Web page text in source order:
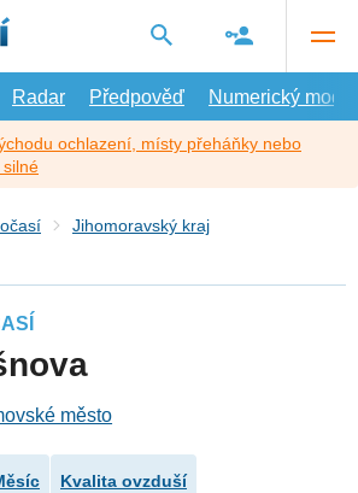
Radar Předpověď Numerický model
ochlazení, místy přeháňky nebo
silné
Jihomoravský kraj
město
Kvalita ovzduší